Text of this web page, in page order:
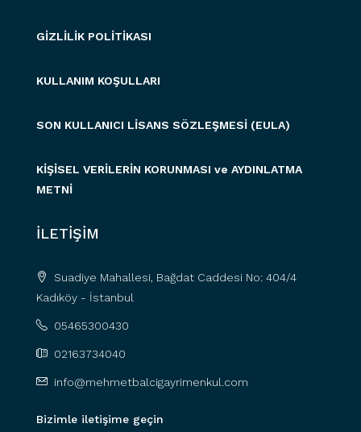
GİZLİLİK POLİTİKASI
KULLANIM KOŞULLARI
SON KULLANICI LİSANS SÖZLEŞMESİ (EULA)
KİŞİSEL VERİLERİN KORUNMASI ve AYDINLATMA
METNİ
İLETİŞİM
Suadiye Mahallesi, Bağdat Caddesi No: 404/4
Kadıköy - İstanbul
05465300430
02163734040
info@mehmetbalcigayrimenkul.com
Bizimle iletişime geçin